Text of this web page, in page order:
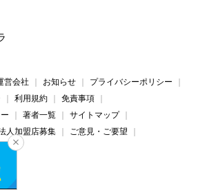
営会社 お知らせ
プライバシーポリシー
利用規約
免責事項
著者一覧
サイトマップ
人加盟店募集
ご意見・ご要望